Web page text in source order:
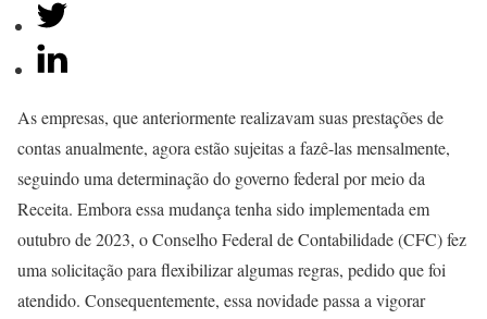
As empresas, que anteriormente realizavam suas prestações de
contas anualmente, agora estão sujeitas a fazê-las mensalmente,
seguindo uma determinação do governo federal por meio da
Receita. Embora essa mudança tenha sido implementada em
outubro de 2023, o Conselho Federal de Contabilidade (CFC) fez
uma solicitação para flexibilizar algumas regras, pedido que foi
atendido. Consequentemente, essa novidade passa a vigorar